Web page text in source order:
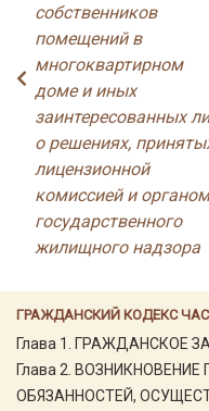
ГРАЖДАНСКИЙ КОДЕКС
Глава 1. ГРАЖДАНСКОЕ
Глава 2.
ОБЯЗАННОСТЕЙ,
собственников
помещений в
многоквартирном
доме и иных
заинтересованных
о решениях,
лицензионной
комиссией и органом
государственного
жилищного надзора